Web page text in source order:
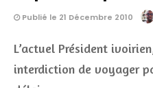
Publié le 21 Décembre 2010
L’actuel Président
interdiction de voyager